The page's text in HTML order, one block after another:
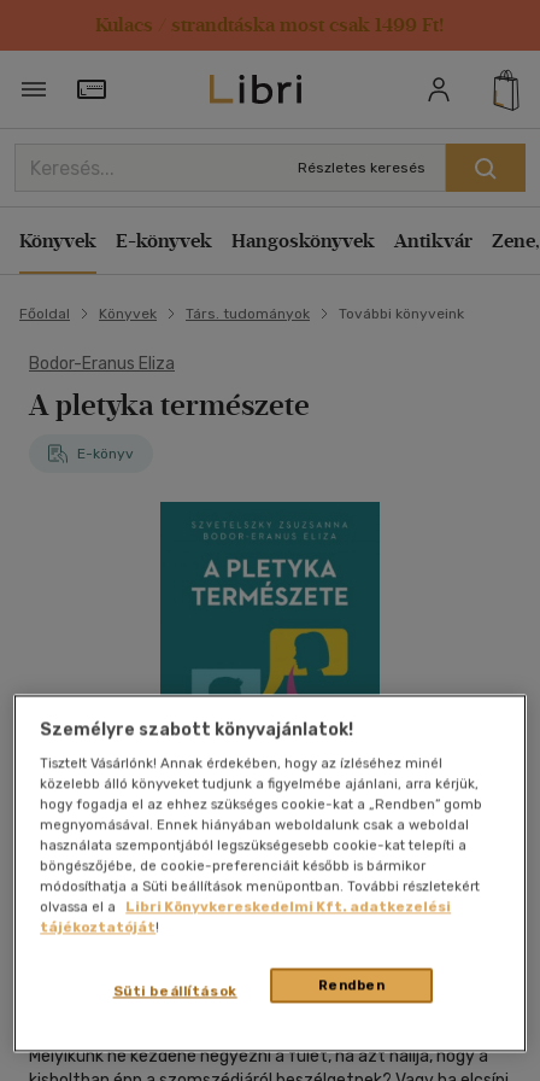
Kulacs / strandtáska most csak 1499 Ft!
Törzsvásárlói Kártya adatai
Részletes keresés
Könyvek E-könyvek Hangoskönyvek Antikvár
Főoldal Könyvek Társ. tudományok További könyveink
Bodor-Eranus Eliza
A pletyka természete
E-könyv
Beleolvasok Kívánságlistához adom Megosztom
Typotex Elektronikus Kiadó Kft.|2020|magyar nyelvű
Melyikünk ne kezdené hegyezni a fülét, ha azt hallja, hogy a
Személyre szabott könyvajánlatok!
Tisztelt Vásárlónk! Annak érdekében, hogy az ízléséhez minél
közelebb álló könyveket tudjunk a figyelmébe ajánlani, arra kérjük,
hogy fogadja el az ehhez szükséges cookie-kat a „Rendben” gomb
megnyomásával. Ennek hiányában weboldalunk csak a weboldal
használata szempontjából legszükségesebb cookie-kat telepíti a
böngészőjébe, de cookie-preferenciáit később is bármikor
módosíthatja a Süti beállítások menüpontban. További részletekért
olvassa el a
Libri Könyvkereskedelmi Kft. adatkezelési
tájékoztatóját!
Rendben
Süti beállítások